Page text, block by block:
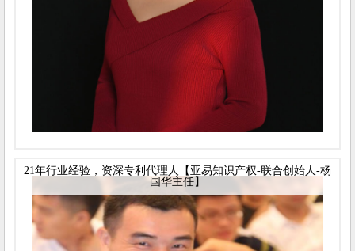
21年行业经验，资深专利代理人【亚易知识产权-联合创始人-杨
国华主任】